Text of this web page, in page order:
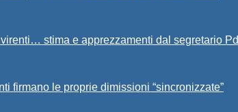
stima e apprezzamenti dal segretario Pd
firmano le proprie dimissioni “sincronizzate”